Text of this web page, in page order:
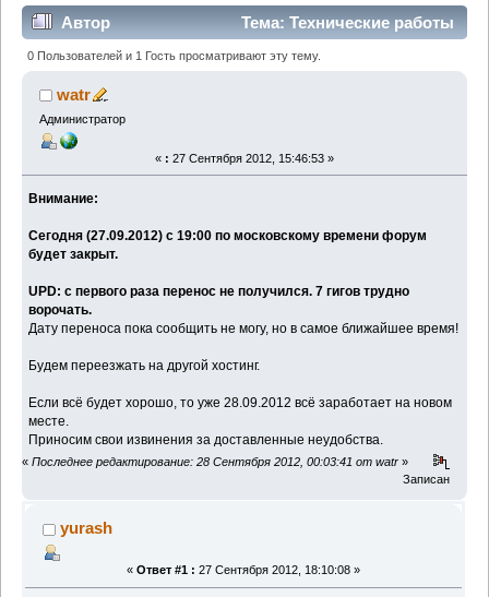
Автор
Тема: Технические работы
(Прочитано 7553 раз)
0 Пользователей и 1 Гость просматривают эту тему.
watr
Администратор
« : 27 Сентября 2012, 15:46:53 »
Внимание:
Сегодня (27.09.2012) с 19:00 по московскому времени форум
будет закрыт.
UPD: с первого раза перенос не получился. 7 гигов трудно
ворочать.
Дату переноса пока сообщить не могу, но в самое ближайшее время!
Будем переезжать на другой хостинг.
Если всё будет хорошо, то уже 28.09.2012 всё заработает на новом
месте.
Приносим свои извинения за доставленные неудобства.
« Последнее редактирование: 28 Сентября 2012, 00:03:41 от watr »
Записан
yurash
« Ответ #1 : 27 Сентября 2012, 18:10:08 »